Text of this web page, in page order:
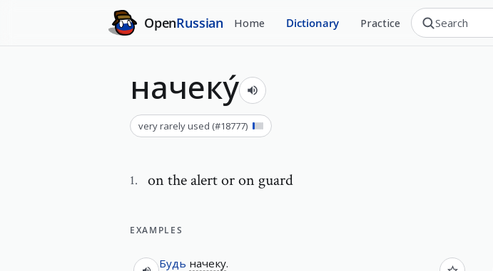
OpenRussian Home Dictionary Practice
начеку́
very rarely used (#18777)
1. on the alert or on guard
EXAMPLES
Будь начеку.